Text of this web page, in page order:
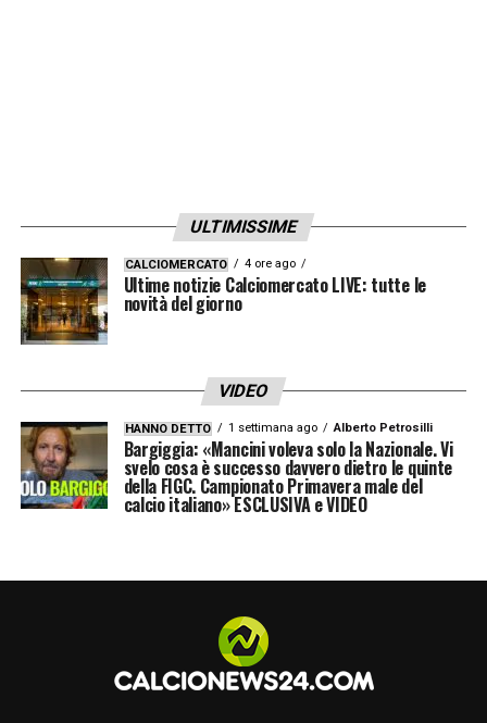
ULTIMISSIME
CALCIOMERCATO 4 ore ago
Ultime notizie Calciomercato LIVE: tutte le
novità del giorno
VIDEO
HANNO DETTO 1 settimana ago Alberto Petrosilli
Bargiggia: «Mancini voleva solo la Nazionale. Vi
svelo cosa è successo davvero dietro le quinte
della FIGC. Campionato Primavera male del
calcio italiano» ESCLUSIVA e VIDEO